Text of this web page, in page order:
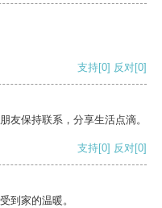
支持[0] 反对[0]
友保持联系，分享生活点滴。
支持[0] 反对[0]
到家的温暖。